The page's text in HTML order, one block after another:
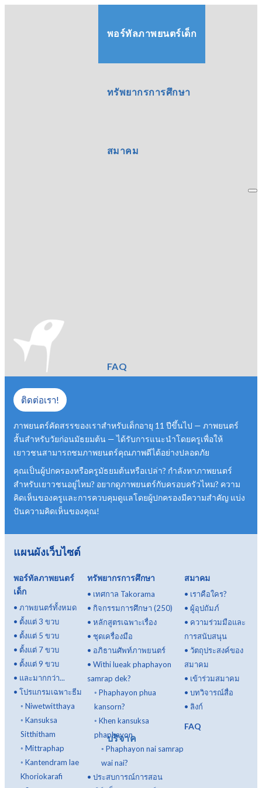
พอร์ทัลภาพยนตร์เด็ก
ทรัพยากรการศึกษา
สมาคม
FAQ
บริจาค
ติดต่อเรา!
ภาพยนตร์คัดสรรของเราสำหรับเด็กอายุ 11 ปีขึ้นไป — ภาพยนตร์
สั้นสำหรับวัยก่อนมัธยมต้น — ได้รับการแนะนำโดยครูเพื่อให้
เยาวชนสามารถชมภาพยนตร์คุณภาพดีได้อย่างปลอดภัย
คุณเป็นผู้ปกครองหรือครูมัธยมต้นหรือเปล่า? กำลังหาภาพยนตร์
สำหรับเยาวชนอยู่ไหม? อยากดูภาพยนตร์กับครอบครัวไหม? ความ
คิดเห็นของครูและการควบคุมดูแลโดยผู้ปกครองมีความสำคัญ แบ่ง
ปันความคิดเห็นของคุณ!
แผนผังเว็บไซต์
พอร์ทัลภาพยนตร์
เด็ก
• ภาพยนตร์ทั้งหมด
• ตั้งแต่ 3 ขวบ
• ตั้งแต่ 5 ขวบ
• ตั้งแต่ 7 ขวบ
• ตั้งแต่ 9 ขวบ
• และมากกว่า...
• โปรแกรมเฉพาะธีม
◦ Niwetwitthaya
◦ Kansuksa
Sitthitham
◦ Mittraphap
◦ Kantendram lae
Khoriokarafi
ทรัพยากรการศึกษา
• เทศกาล Takorama
• กิจกรรมการศึกษา (250)
• หลักสูตรเฉพาะเรื่อง
• ชุดเครื่องมือ
• อภิธานศัพท์ภาพยนตร์
• Withi lueak phaphayon
samrap dek?
◦ Phaphayon phua
kansorn?
◦ Khen kansuksa
phaphayon
◦ Phaphayon nai samrap
wai nai?
• ประสบการณ์การสอน
สมาคม
• เราคือใคร?
•ผู้อุปถัมภ์
• ความร่วมมือและ
การสนับสนุน
•วัตถุประสงค์ของ
สมาคม
• เข้าร่วมสมาคม
•บทวิจารณ์สื่อ
• ลิงก์
FAQ